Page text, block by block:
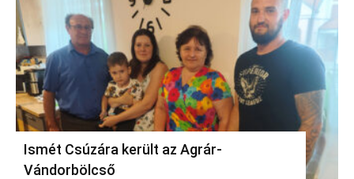
Ismét Csúzára került az Agrár-
Vándorbölcső